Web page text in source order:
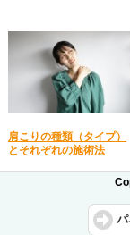
肩こりの種類（タイプ）
とそれぞれの施術法